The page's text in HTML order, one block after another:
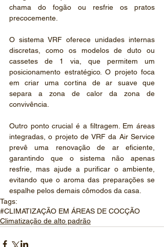
chama do fogão ou resfrie os pratos
precocemente.
O sistema VRF oferece unidades internas
discretas, como os modelos de duto ou
cassetes de 1 via, que permitem um
posicionamento estratégico. O projeto foca
em criar uma cortina de ar suave que
separa a zona de calor da zona de
convivência.
Outro ponto crucial é a filtragem. Em áreas
integradas, o projeto de VRF da Air Service
prevê uma renovação de ar eficiente,
garantindo que o sistema não apenas
resfrie, mas ajude a purificar o ambiente,
evitando que o aroma das preparações se
espalhe pelos demais cômodos da casa.
Tags:
#CLIMATIZAÇÃO EM ÁREAS DE COCÇÃO
Climatização de alto padrão